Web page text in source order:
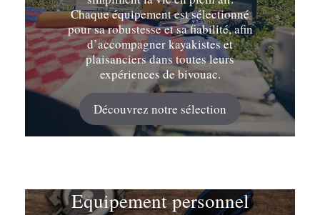
Chaque équipement est sélectionné
pour sa robustesse et sa fiabilité, afin
d’accompagner kayakistes et
plaisanciers dans toutes leurs
expériences de bivouac.
Découvrez notre sélection
Equipement personnel